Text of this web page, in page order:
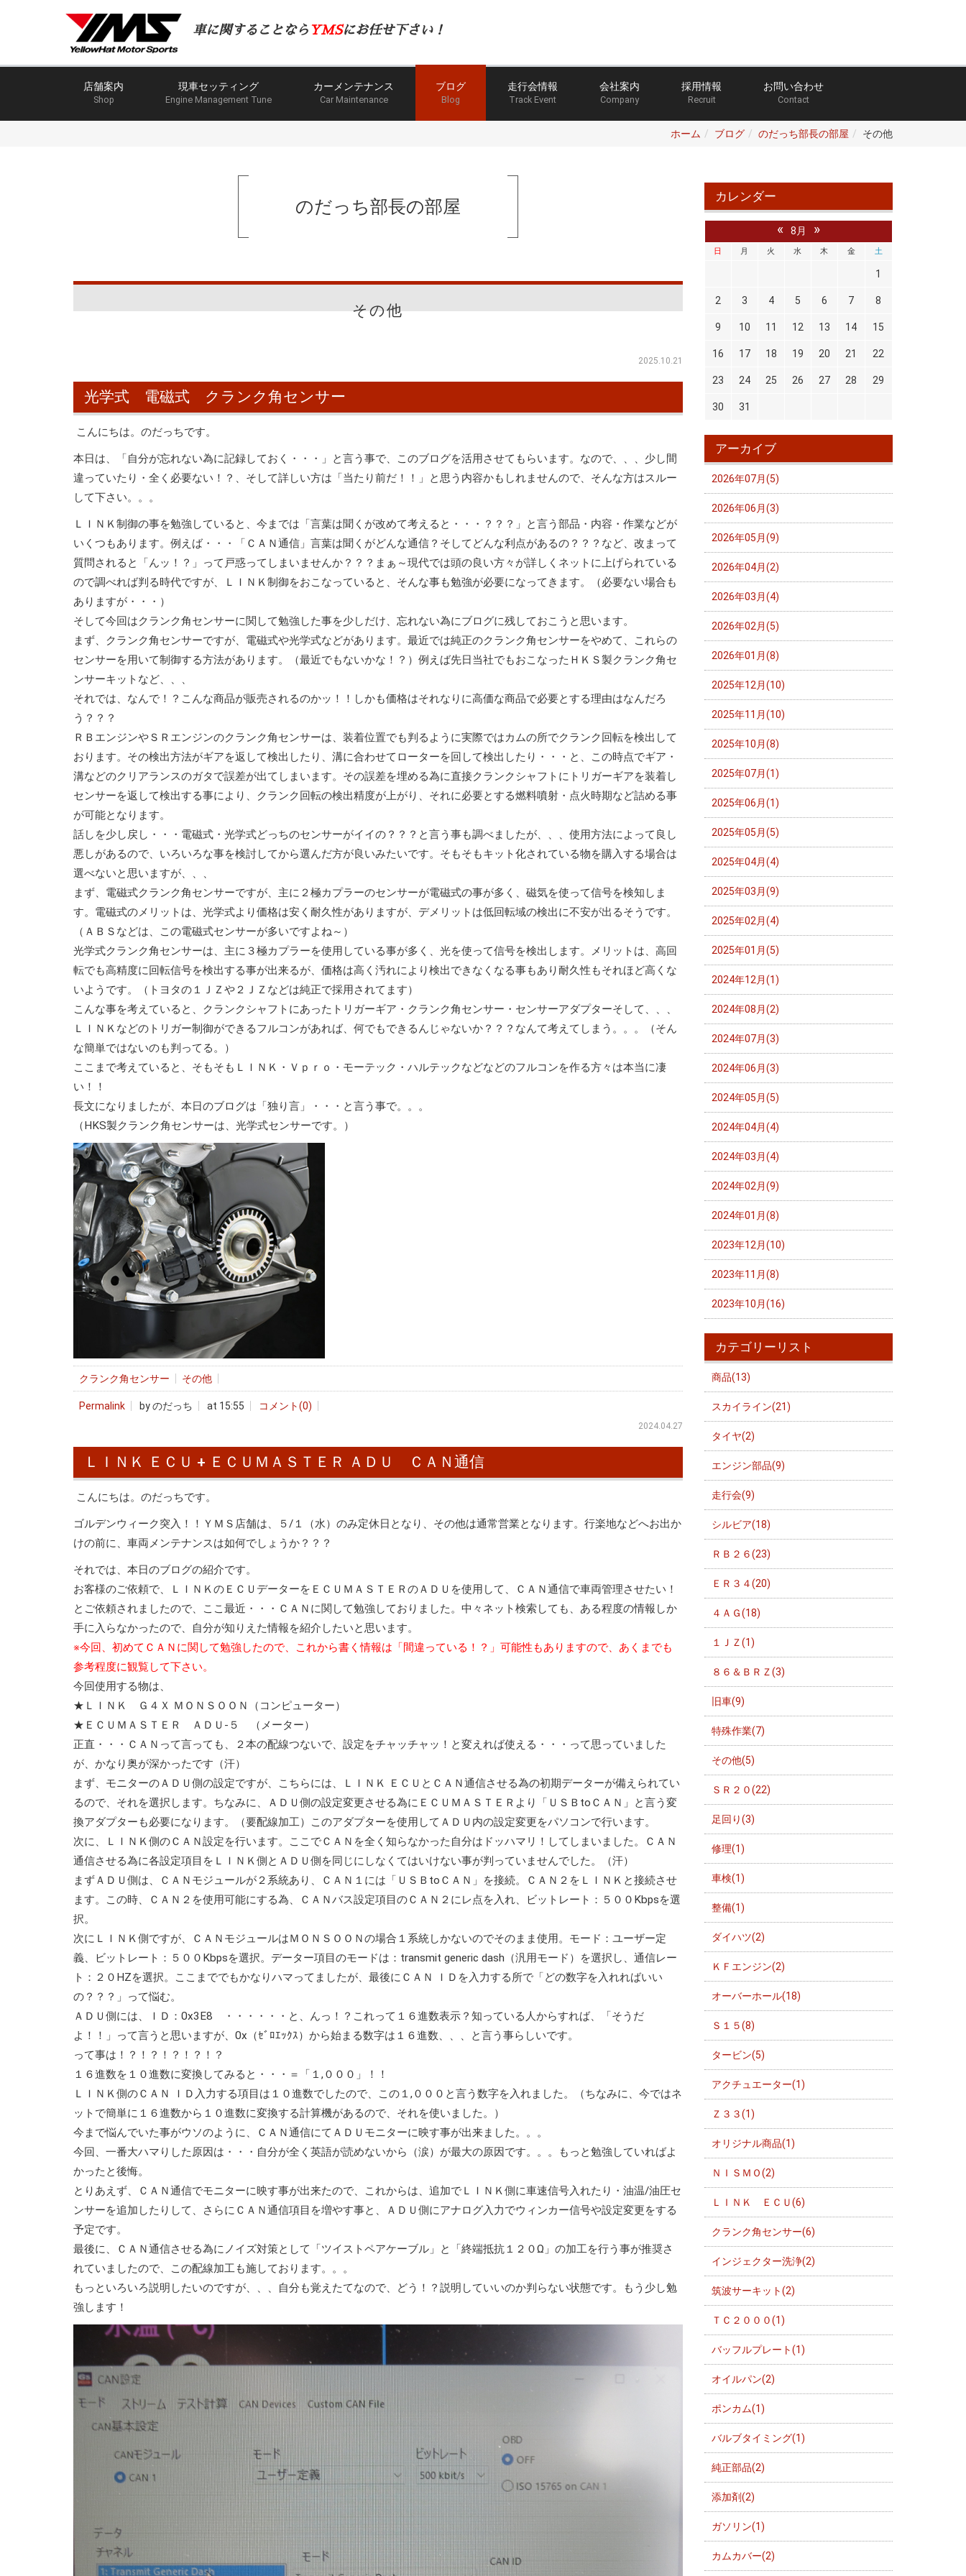
車に関することなら YMSにお任せ下さい！
店舗案内
Shop
現車セッティング
Engine Management Tune
カーメンテナンス
Car Maintenance
ブログ
Blog
走行会情報
Track Event
会社案内
Company
採用情報
Recruit
お問い合わせ
Contact
ホーム ブログ のだっち部長の部屋 その他
のだっち部長の部屋
その他
2025.10.21
光学式 電磁式 クランク角センサー
こんにちは。のだっちです。
本日は、「自分が忘れない為に記録しておく・・・」と言う事で、このブログを活用させてもらいます。なので、、、少し間
違っていたり・全く必要ない！？、そして詳しい方は「当たり前だ！！」と思う内容かもしれませんので、そんな方はスルー
して下さい。。。
ＬＩＮＫ制御の事を勉強していると、今までは「言葉は聞くが改めて考えると・・・？？？」と言う部品・内容・作業などが
いくつもあります。例えば・・・「ＣＡＮ通信」言葉は聞くがどんな通信？そしてどんな利点があるの？？？など、改まって
質問されると「んッ！？」って戸惑ってしまいませんか？？？まぁ～現代では頭の良い方々が詳しくネットに上げられている
ので調べれば判る時代ですが、ＬＩＮＫ制御をおこなっていると、そんな事も勉強が必要になってきます。（必要ない場合も
ありますが・・・）
そして今回はクランク角センサーに関して勉強した事を少しだけ、忘れない為にブログに残しておこうと思います。
まず、クランク角センサーですが、電磁式や光学式などがあります。最近では純正のクランク角センサーをやめて、これらの
センサーを用いて制御する方法があります。（最近でもないかな！？）例えば先日当社でもおこなったＨＫＳ製クランク角セ
ンサーキットなど、、、
それでは、なんで！？こんな商品が販売されるのかッ！！しかも価格はそれなりに高価な商品で必要とする理由はなんだろ
う？？？
ＲＢエンジンやＳＲエンジンのクランク角センサーは、装着位置でも判るように実際ではカムの所でクランク回転を検出して
おります。その検出方法がギアを返して検出したり、溝に合わせてローターを回して検出したり・・・と、この時点でギア・
溝などのクリアランスのガタで誤差が出てしまいます。その誤差を埋める為に直接クランクシャフトにトリガーギアを装着し
センサーを返して検出する事により、クランク回転の検出精度が上がり、それに必要とする燃料噴射・点火時期など詰める事
が可能となります。
話しを少し戻し・・・電磁式・光学式どっちのセンサーがイイの？？？と言う事も調べましたが、、、使用方法によって良し
悪しがあるので、いろいろな事を検討してから選んだ方が良いみたいです。そもそもキット化されている物を購入する場合は
選べないと思いますが、、、
まず、電磁式クランク角センサーですが、主に２極カプラーのセンサーが電磁式の事が多く、磁気を使って信号を検知しま
す。電磁式のメリットは、光学式より価格は安く耐久性がありますが、デメリットは低回転域の検出に不安が出るそうです。
（ＡＢＳなどは、この電磁式センサーが多いですよね～）
光学式クランク角センサーは、主に３極カプラーを使用している事が多く、光を使って信号を検出します。メリットは、高回
転でも高精度に回転信号を検出する事が出来るが、価格は高く汚れにより検出できなくなる事もあり耐久性もそれほど高くな
いようです。（トヨタの１ＪＺや２ＪＺなどは純正で採用されてます）
こんな事を考えていると、クランクシャフトにあったトリガーギア・クランク角センサー・センサーアダプターそして、、、
ＬＩＮＫなどのトリガー制御ができるフルコンがあれば、何でもできるんじゃないか？？？なんて考えてしまう。。。（そん
な簡単ではないのも判ってる。）
ここまで考えていると、そもそもＬＩＮＫ・Ｖｐｒｏ・モーテック・ハルテックなどなどのフルコンを作る方々は本当に凄
い！！
長文になりましたが、本日のブログは「独り言」・・・と言う事で。。。
（HKS製クランク角センサーは、光学式センサーです。）
クランク角センサー その他
Permalink by のだっち at 15:55 コメント(0)
2024.04.27
ＬＩＮＫ ＥＣＵ + ＥＣＵＭＡＳＴＥＲ ＡＤＵ ＣＡＮ通信
こんにちは。のだっちです。
ゴルデンウィーク突入！！ＹＭＳ店舗は、５/１（水）のみ定休日となり、その他は通常営業となります。行楽地などへお出か
けの前に、車両メンテナンスは如何でしょうか？？？
それでは、本日のブログの紹介です。
お客様のご依頼で、ＬＩＮＫのＥＣＵデーターをＥＣＵＭＡＳＴＥＲのＡＤＵを使用して、ＣＡＮ通信で車両管理させたい！
とご依頼されましたので、ここ最近・・・ＣＡＮに関して勉強しておりました。中々ネット検索しても、ある程度の情報しか
手に入らなかったので、自分が知りえた情報を紹介したいと思います。
※今回、初めてＣＡＮに関して勉強したので、これから書く情報は「間違っている！？」可能性もありますので、あくまでも
参考程度に観覧して下さい。
今回使用する物は、
★ＬＩＮＫ Ｇ４Ｘ ＭＯＮＳＯＯＮ（コンピューター）
★ＥＣＵＭＡＳＴＥＲ ＡＤＵ-５ （メーター）
正直・・・ＣＡＮって言っても、２本の配線つないで、設定をチャッチャッ！と変えれば使える・・・って思っていました
が、かなり奥が深かったです（汗）
まず、モニターのＡＤＵ側の設定ですが、こちらには、ＬＩＮＫ ＥＣＵとＣＡＮ通信させる為の初期データーが備えられてい
るので、それを選択します。ちなみに、ＡＤＵ側の設定変更させる為にＥＣＵＭＡＳＴＥＲより「ＵＳＢtoＣＡＮ」と言う変
換アダプターも必要になります。（要配線加工）このアダプターを使用してＡＤＵ内の設定変更をパソコンで行います。
次に、ＬＩＮＫ側のＣＡＮ設定を行います。ここでＣＡＮを全く知らなかった自分はドッハマリ！してしまいました。ＣＡＮ
通信させる為に各設定項目をＬＩＮＫ側とＡＤＵ側を同じにしなくてはいけない事が判っていませんでした。（汗）
まずＡＤＵ側は、ＣＡＮモジュールが２系統あり、ＣＡＮ１には「ＵＳＢtoＣＡＮ」を接続。ＣＡＮ２をＬＩＮＫと接続させ
ます。この時、ＣＡＮ２を使用可能にする為、ＣＡＮバス設定項目のＣＡＮ２にレ点を入れ、ビットレート：５００Kbpsを選
択。
次にＬＩＮＫ側ですが、ＣＡＮモジュールはＭＯＮＳＯＯＮの場合１系統しかないのでそのまま使用。モード：ユーザー定
義、ビットレート：５００Kbpsを選択。データー項目のモードは：transmit generic dash（汎用モード）を選択し、通信レー
ト：２０HZを選択。ここまででもかなりハマってましたが、最後にＣＡＮ ＩＤを入力する所で「どの数字を入れればいい
の？？？」って悩む。
ＡＤＵ側には、ＩＤ：0x3E8 ・・・・・・と、んっ！？これって１６進数表示？知っている人からすれば、「そうだ
よ！！」って言うと思いますが、0x（ｾﾞﾛｴｯｸｽ）から始まる数字は１６進数、、、と言う事らしいです。
って事は！？！？！？！？！？
１６進数を１０進数に変換してみると・・・＝「１,０００」！！
ＬＩＮＫ側のＣＡＮ ＩＤ入力する項目は１０進数でしたので、この１,０００と言う数字を入れました。（ちなみに、今ではネ
ットで簡単に１６進数から１０進数に変換する計算機があるので、それを使いました。）
今まで悩んでいた事がウソのように、ＣＡＮ通信にてＡＤＵモニターに映す事が出来ました。。。
今回、一番大ハマりした原因は・・・自分が全く英語が読めないから（涙）が最大の原因です。。。もっと勉強していればよ
かったと後悔。
とりあえず、ＣＡＮ通信でモニターに映す事が出来たので、これからは、追加でＬＩＮＫ側に車速信号入れたり・油温/油圧セ
ンサーを追加したりして、さらにＣＡＮ通信項目を増やす事と、ＡＤＵ側にアナログ入力でウィンカー信号や設定変更をする
予定です。
最後に、ＣＡＮ通信させる為にノイズ対策として「ツイストペアケーブル」と「終端抵抗１２０Ω」の加工を行う事が推奨さ
れていましたので、この配線加工も施しております。。。
もっといろいろ説明したいのですが、、、自分も覚えたてなので、どう！？説明していいのか判らない状態です。もう少し勉
強します！
カレンダー
« 8月 »
日 月 火 水 木 金 土
1
2 3 4 5 6 7 8
9 10 11 12 13 14 15
16 17 18 19 20 21 22
23 24 25 26 27 28 29
30 31
アーカイブ
2026年07月(5)
2026年06月(3)
2026年05月(9)
2026年04月(2)
2026年03月(4)
2026年02月(5)
2026年01月(8)
2025年12月(10)
2025年11月(10)
2025年10月(8)
2025年07月(1)
2025年06月(1)
2025年05月(5)
2025年04月(4)
2025年03月(9)
2025年02月(4)
2025年01月(5)
2024年12月(1)
2024年08月(2)
2024年07月(3)
2024年06月(3)
2024年05月(5)
2024年04月(4)
2024年03月(4)
2024年02月(9)
2024年01月(8)
2023年12月(10)
2023年11月(8)
2023年10月(16)
カテゴリーリスト
商品(13)
スカイライン(21)
タイヤ(2)
エンジン部品(9)
走行会(9)
シルビア(18)
ＲＢ２６(23)
ＥＲ３４(20)
４ＡＧ(18)
１ＪＺ(1)
８６＆ＢＲＺ(3)
旧車(9)
特殊作業(7)
その他(5)
ＳＲ２０(22)
足回り(3)
修理(1)
車検(1)
整備(1)
ダイハツ(2)
ＫＦエンジン(2)
オーバーホール(18)
Ｓ１５(8)
タービン(5)
アクチュエーター(1)
Ｚ３３(1)
オリジナル商品(1)
ＮＩＳＭＯ(2)
ＬＩＮＫ ＥＣＵ(6)
クランク角センサー(6)
インジェクター洗浄(2)
筑波サーキット(2)
ＴＣ２０００(1)
バッフルプレート(1)
オイルパン(2)
ポンカム(1)
バルブタイミング(1)
純正部品(2)
添加剤(2)
ガソリン(1)
カムカバー(2)